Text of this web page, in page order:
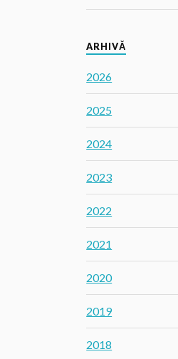
ARHIVĂ
2026
2025
2024
2023
2022
2021
2020
2019
2018